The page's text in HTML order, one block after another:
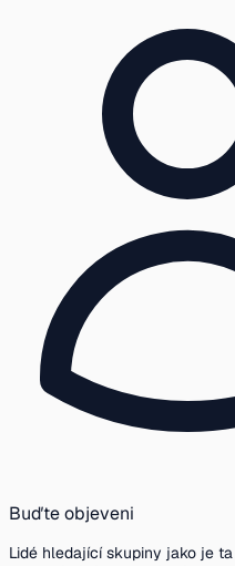
Buďte objeveni
Lidé hledající skupiny jako je